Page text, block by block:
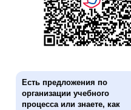
Есть предложения по
организации учебного
процесса или знаете, как